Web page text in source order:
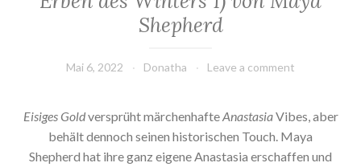
Shepherd
Mai 6, 2022 Donatha Leave a comment
Eisiges Goldversprüht märchenhafteAnastasiaVibes, aber
behält dennoch seinen historischen Touch. Maya
Shepherd hat ihre ganz eigene Anastasia erschaffen und